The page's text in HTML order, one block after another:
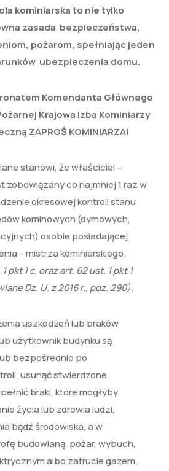
kominiarska to nie tylko
zasada bezpieczeństwa,
pożarom, spełniając jeden
ubezpieczenia domu.
Komendanta Głównego
Krajowa Izba Kominiarzy
ZAPROŚ KOMINIARZA!
stanowi, że właściciel –
zobowiązany co najmniej 1 raz w
okresowej kontroli stanu
kominowych (dymowych,
osobie posiadającej
– mistrza kominiarskiego.
pkt 1 c, oraz art. 62 ust. 1 pkt 1
Dz. U. z 2016 r., poz. 290).
uszkodzeń lub braków
użytkownik budynku są
bezpośrednio po
usunąć stwierdzone
braki, które mogłyby
życia lub zdrowia ludzi,
bądź środowiska, a w
budowlaną, pożar, wybuch,
albo zatrucie gazem.